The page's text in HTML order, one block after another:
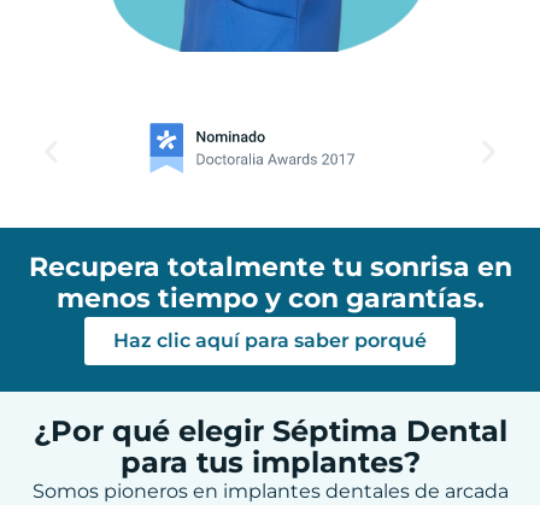
Recupera totalmente tu sonrisa en
menos tiempo y con garantías.
Haz clic aquí para saber porqué
¿Por qué elegir Séptima Dental
para tus implantes?
Somos pioneros en implantes dentales de arcada